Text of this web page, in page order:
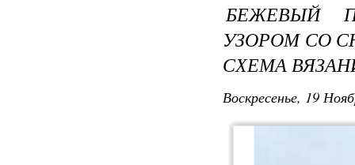
БЕЖЕВЫЙ
УЗОРОМ СО
СХЕМА
Воскресенье, 19